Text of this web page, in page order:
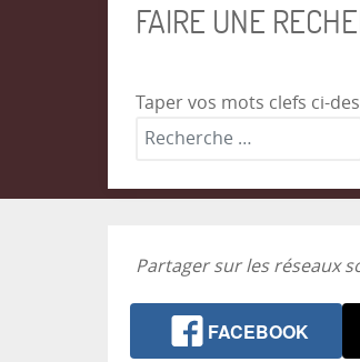
FAIRE UNE
Taper vos mots clefs ci-
Partager sur les réseaux
FACEBOOK